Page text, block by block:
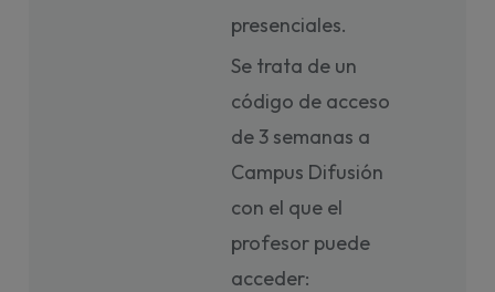
presenciales.
Se trata de un
código de acceso
de 3 semanas a
Campus Difusión
con el que el
profesor puede
acceder: